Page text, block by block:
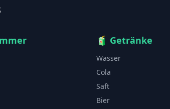
🧃 Getränke
Wasser
Cola
Saft
Bier